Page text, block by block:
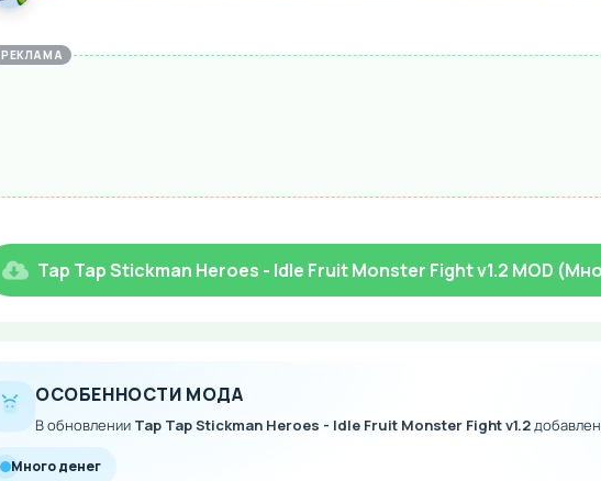
РЕКЛАМА
Tap Tap Stickman Heroes - Idle Fruit Monster Fight v1.2 MOD
ОСОБЕННОСТИ МОДА
В обновлении Tap Tap Stickman Heroes - Idle Fruit Monster Fight v1.2
Много денег